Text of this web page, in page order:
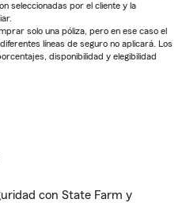
seleccionadas por el cliente y la
solo una póliza, pero en ese caso el
líneas de seguro no aplicará. Los
disponibilidad y elegibilidad
con State Farm y